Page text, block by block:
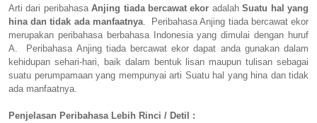
Arti dari peribahasaAnjing tiada bercawat ekor adalahSuatu hal yang
hina dan tidak ada manfaatnya. Peribahasa Anjing tiada bercawat ekor
merupakan peribahasa berbahasa Indonesia yang dimulai dengan huruf
A. Peribahasa Anjing tiada bercawat ekor dapat anda gunakan dalam
kehidupan sehari-hari, baik dalam bentuk lisan maupun tulisan sebagai
suatu perumpamaan yang mempunyai arti Suatu hal yang hina dan tidak
ada manfaatnya.
Penjelasan Peribahasa Lebih Rinci / Detil :